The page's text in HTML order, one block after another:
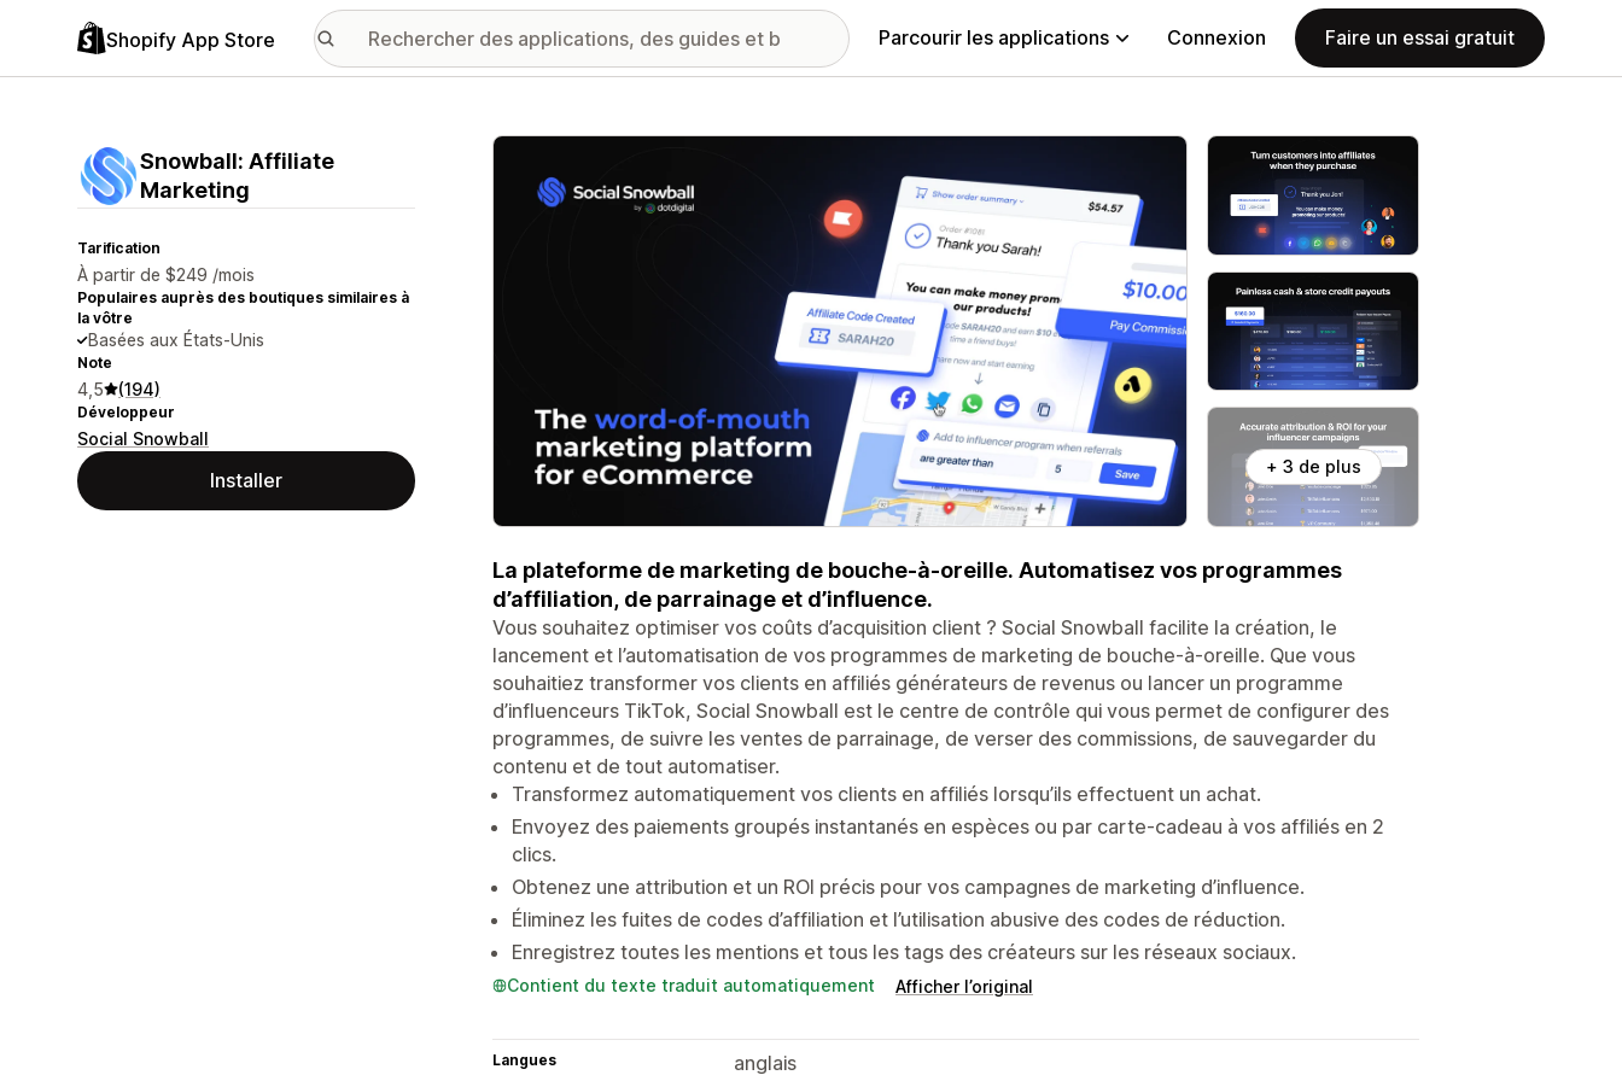
Shopify App Store Parcourir les applications Connexion Faire un essai gratuit
Snowball: Affiliate
Marketing
Tarification
À partir de $249 /mois
Populaires auprès des boutiques similaires à
la vôtre
Basées aux États-Unis
Note
4,5 (194)
Développeur
Social Snowball
Installer
Galerie d’images vedette
+ 3 de plus
La plateforme de marketing de bouche-à-oreille. Automatisez vos programmes
d’affiliation, de parrainage et d’influence.
Vous souhaitez optimiser vos coûts d’acquisition client ? Social Snowball facilite la création, le
lancement et l’automatisation de vos programmes de marketing de bouche-à-oreille. Que vous
souhaitiez transformer vos clients en affiliés générateurs de revenus ou lancer un programme
d’influenceurs TikTok, Social Snowball est le centre de contrôle qui vous permet de configurer des
programmes, de suivre les ventes de parrainage, de verser des commissions, de sauvegarder du
contenu et de tout automatiser.
Transformez automatiquement vos clients en affiliés lorsqu’ils effectuent un achat.
Envoyez des paiements groupés instantanés en espèces ou par carte-cadeau à vos affiliés en 2
clics.
Obtenez une attribution et un ROI précis pour vos campagnes de marketing d’influence.
Éliminez les fuites de codes d’affiliation et l’utilisation abusive des codes de réduction.
Enregistrez toutes les mentions et tous les tags des créateurs sur les réseaux sociaux.
Contient du texte traduit automatiquement Afficher l’original
Langues
anglais